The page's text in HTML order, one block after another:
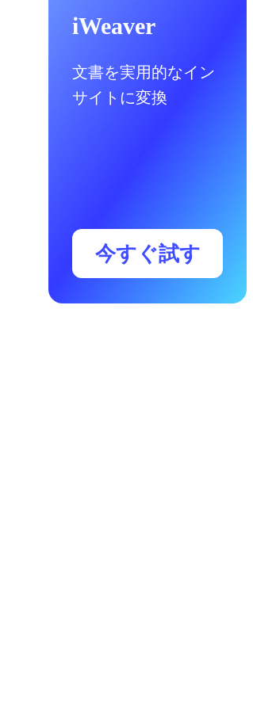
iWeaver
文書を実用的なイン
サイトに変換
今すぐ試す